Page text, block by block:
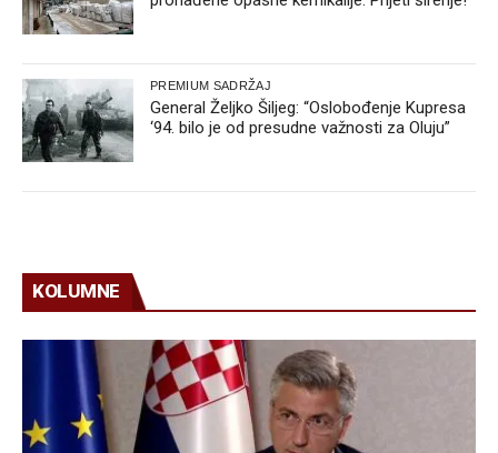
PREMIUM SADRŽAJ
General Željko Šiljeg: “Oslobođenje Kupresa
‘94. bilo je od presudne važnosti za Oluju”
KOLUMNE